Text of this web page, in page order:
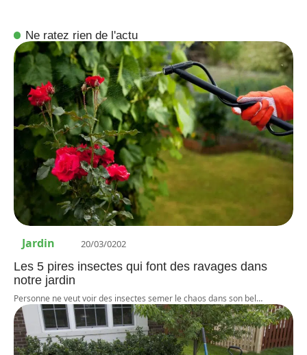
Ne ratez rien de l'actu
Jardin 20/03/0202
Les 5 pires insectes qui font des ravages dans
notre jardin
Personne ne veut voir des insectes semer le chaos dans son bel…